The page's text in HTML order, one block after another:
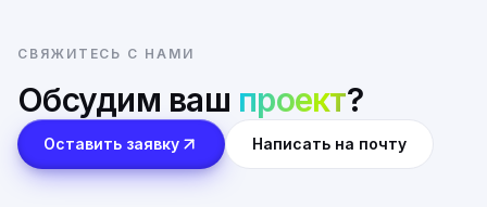
СВЯЖИТЕСЬ С НАМИ
Обсудим ваш проект?
Оставить заявку Написать на почту